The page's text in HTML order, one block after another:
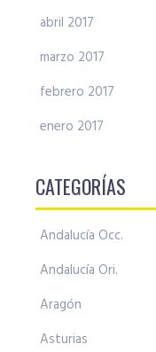
abril 2017
marzo 2017
febrero 2017
enero 2017
CATEGORÍAS
Andalucía Occ.
Andalucía Ori.
Aragón
Asturias